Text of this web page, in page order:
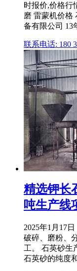
时报价,价格行
磨 雷蒙机价格
备有限公司 13
联系电话: 180
精选钾长
吨生产线
2025年1月17
破碎、磨粉、
工。 石英砂生
石英砂的纯度